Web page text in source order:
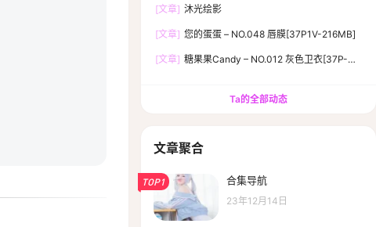
[文章] 沐光绘影
[文章] 您的蛋蛋 – NO.048 唇膜[37P1V-216MB]
[文章] 糖果果Candy – NO.012 灰色卫衣[37P-
Ta的全部动态
文章聚合
TOP1 合集导航
23年12月14日